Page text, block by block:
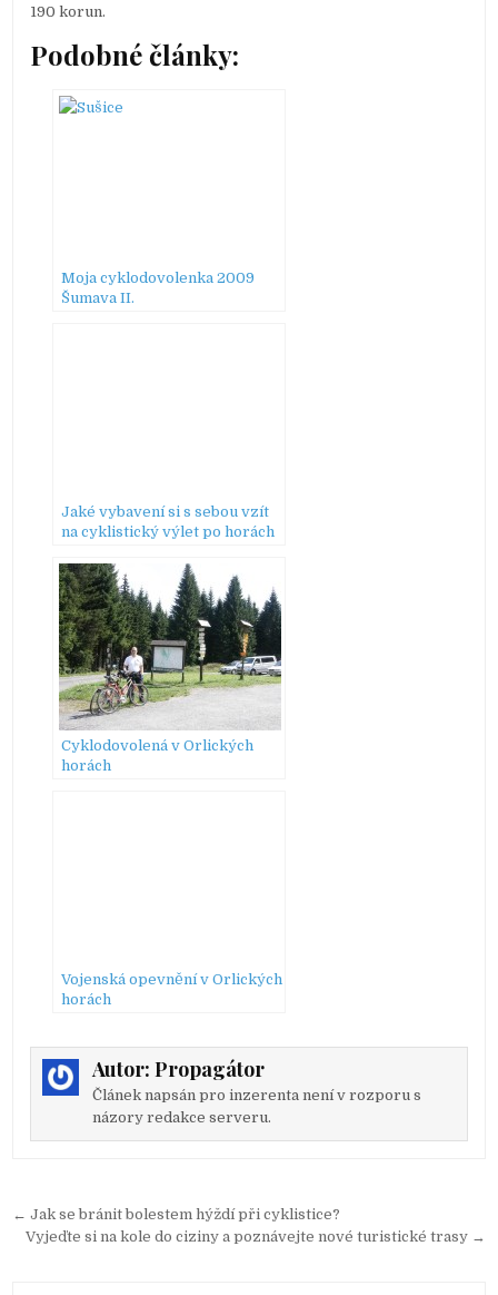
190 korun.
Podobné články:
Moja cyklodovolenka 2009
Šumava II.
Jaké vybavení si s sebou vzít
na cyklistický výlet po horách
Cyklodovolená v Orlických
horách
Vojenská opevnění v Orlických
horách
Autor: Propagátor
Článek napsán pro inzerenta není v rozporu s
názory redakce serveru.
N
← Jak se bránit bolestem hýždí při cyklistice?
Vyjeďte si na kole do ciziny a poznávejte nové turistické trasy →